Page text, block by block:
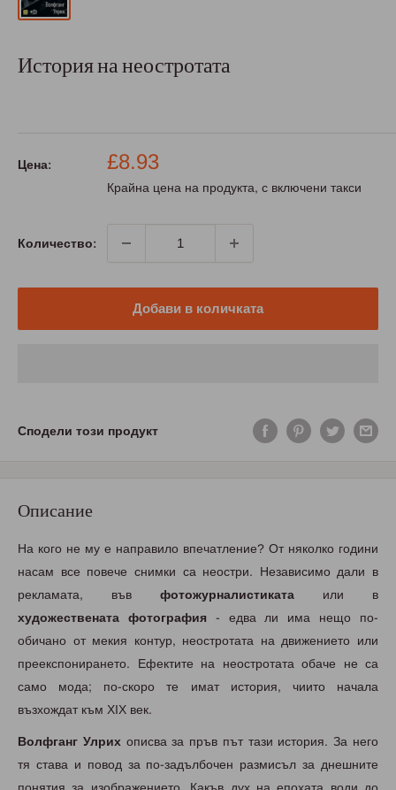
История на неостротата
Цена:
Промо
цена
£8.93
Крайна цена на продукта, с включени такси
Количество:
Добави в количката
Сподели този продукт
Описание
На кого не му е направило впечатление? От няколко години
насам все повече снимки са неостри. Независимо дали в
рекламата, във фотожурналистиката или в
художествената фотография- едва ли има нещо по-
обичано от мекия контур, неостротата на движението или
преекспонирането. Ефектите на неостротата обаче не са
само мода; по-скоро те имат история, чиито начала
възхождат към ХІХ век.
Волфганг Улрихописва за пръв път тази история. За него
тя става и повод за по-задълбочен размисъл за днешните
понятия за изображението. Какъв дух на епохата води до